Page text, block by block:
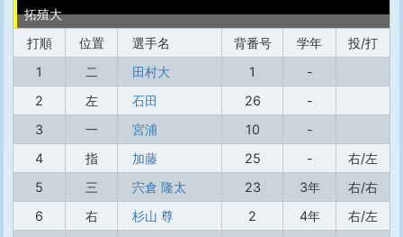
拓殖大
打順
位置 選手名 背番号 学年
投/打
1
二 田村大 1
-
2
左 石田 26
-
3
一 宮浦 10
-
4
指 加藤 25 -
右/左
5
三 宍倉 隆太 23 3年
右/右
6
右 杉山 尊 2 4年
右/左